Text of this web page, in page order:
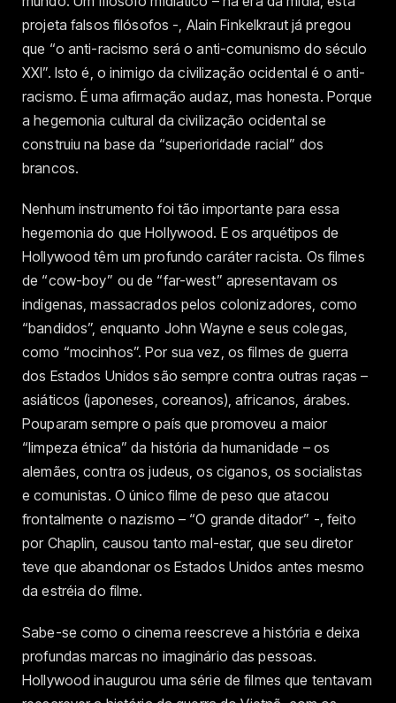
projeta falsos filósofos -, Alain Finkelkraut já pregou
que “o anti-racismo será o anti-comunismo do século
XXI”. Isto é, o inimigo da civilização ocidental é o anti-
racismo. É uma afirmação audaz, mas honesta. Porque
a hegemonia cultural da civilização ocidental se
construiu na base da “superioridade racial” dos
brancos.
Nenhum instrumento foi tão importante para essa
hegemonia do que Hollywood. E os arquétipos de
Hollywood têm um profundo caráter racista. Os filmes
de “cow-boy” ou de “far-west” apresentavam os
indígenas, massacrados pelos colonizadores, como
“bandidos”, enquanto John Wayne e seus colegas,
como “mocinhos”. Por sua vez, os filmes de guerra
dos Estados Unidos são sempre contra outras raças –
asiáticos (japoneses, coreanos), africanos, árabes.
Pouparam sempre o país que promoveu a maior
“limpeza étnica” da história da humanidade – os
alemães, contra os judeus, os ciganos, os socialistas
e comunistas. O único filme de peso que atacou
frontalmente o nazismo – “O grande ditador” -, feito
por Chaplin, causou tanto mal-estar, que seu diretor
teve que abandonar os Estados Unidos antes mesmo
da estréia do filme.
Sabe-se como o cinema reescreve a história e deixa
profundas marcas no imaginário das pessoas.
Hollywood inaugurou uma série de filmes que tentavam